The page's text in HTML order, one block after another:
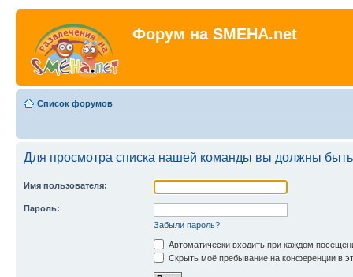
Форум на SMEHA.net
Список форумов
Для просмотра списка нашей команды вы должны
Имя пользователя:
Пароль:
Забыли пароль?
Автоматически входить при каждом
Скрыть моё пребывание на конференции в